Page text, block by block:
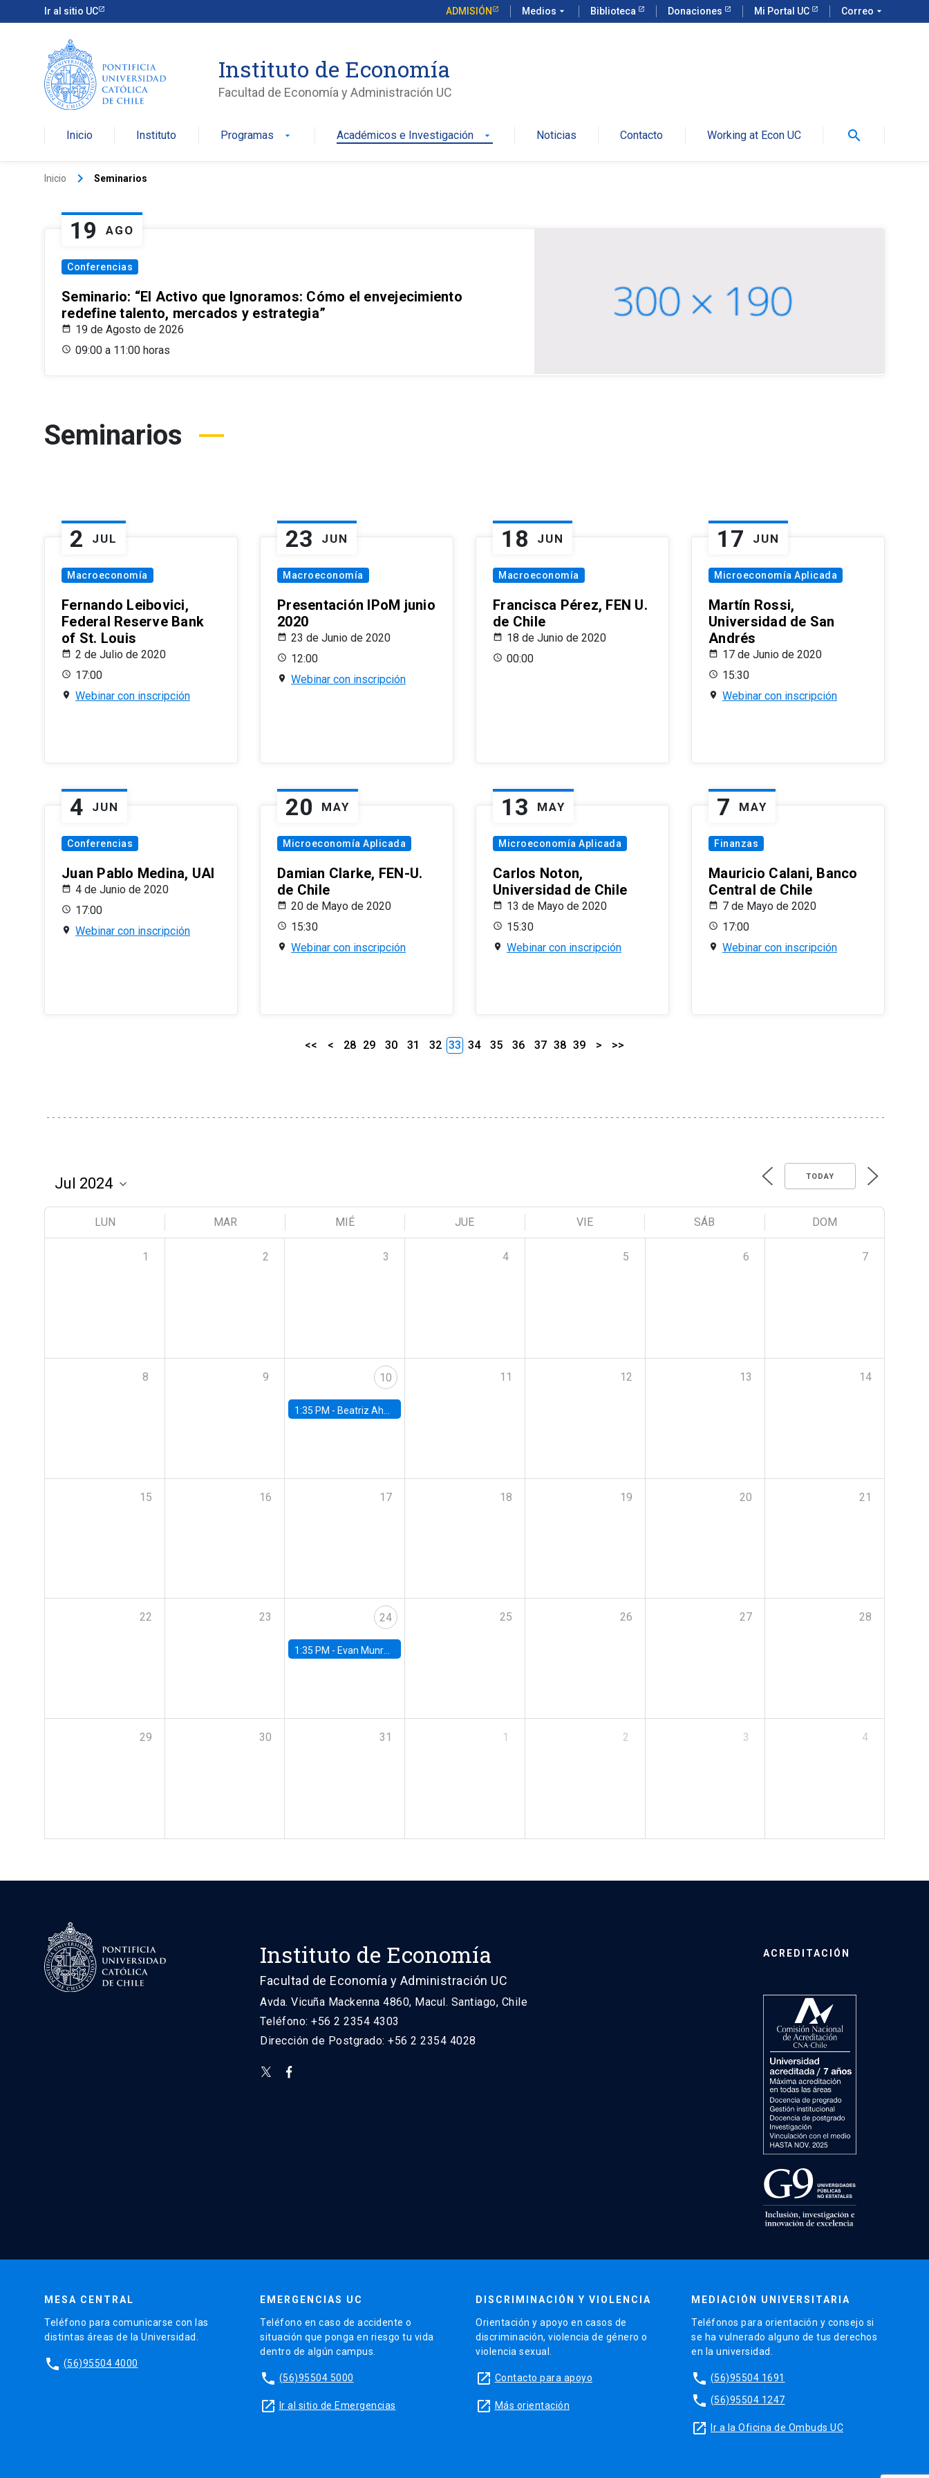
Ir al sitio UC ADMISIÓN Medios arrow_drop_down Biblioteca Donaciones Mi Portal UC Correo arrow_drop_down
Instituto de Economía
Facultad de Economía y Administración UC
Inicio Instituto Programas arrow_drop_down Académicos e Investigación arrow_drop_down Noticias Contacto Working at Econ UC search
Inicio keyboard_arrow_right Seminarios
19 AGO
Conferencias
Seminario: “El Activo que Ignoramos: Cómo el envejecimiento
redefine talento, mercados y estrategia”
19 de Agosto de 2026
09:00 a 11:00 horas
Seminarios
2 JUL
Macroeconomía
Fernando Leibovici,
Federal Reserve Bank
of St. Louis
2 de Julio de 2020
17:00
Webinar con inscripción
23 JUN
Macroeconomía
Presentación IPoM junio
2020
23 de Junio de 2020
12:00
Webinar con inscripción
18 JUN
Macroeconomía
Francisca Pérez, FEN U.
de Chile
18 de Junio de 2020
00:00
17 JUN
Microeconomía Aplicada
Martín Rossi,
Universidad de San
Andrés
17 de Junio de 2020
15:30
Webinar con inscripción
4 JUN
Conferencias
Juan Pablo Medina, UAI
4 de Junio de 2020
17:00
Webinar con inscripción
20 MAY
Microeconomía Aplicada
Damian Clarke, FEN-U.
de Chile
20 de Mayo de 2020
15:30
Webinar con inscripción
13 MAY
Microeconomía Aplicada
Carlos Noton,
Universidad de Chile
13 de Mayo de 2020
15:30
Webinar con inscripción
7 MAY
Finanzas
Mauricio Calani, Banco
Central de Chile
7 de Mayo de 2020
17:00
Webinar con inscripción
<< < 28 29 30 31 32 33 34 35 36 37 38 39 > >>
TODAY
LUN MAR MIÉ JUE VIE SÁB DOM
1 2 3 4 5 6 7
8 9 10
1:35 PM - Beatriz Ahumada, PhD candidate, Universidad de Pittsburgh
11 12 13 14
15 16 17 18 19 20 21
22 23 24
1:35 PM - Evan Munro, Neyman Visiting Assistant Professor in the Department of Statistics at UC Berkeley
25 26 27 28
29 30 31 1 2 3 4
Instituto de Economía
Facultad de Economía y Administración UC
Avda. Vicuña Mackenna 4860, Macul. Santiago, Chile
Teléfono: +56 2 2354 4303
Dirección de Postgrado: +56 2 2354 4028
ACREDITACIÓN
MESA CENTRAL
Teléfono para comunicarse con las
distintas áreas de la Universidad.
phone (56)95504 4000
EMERGENCIAS UC
Teléfono en caso de accidente o
situación que ponga en riesgo tu vida
dentro de algún campus.
phone (56)95504 5000
launch Ir al sitio de Emergencias
DISCRIMINACIÓN Y VIOLENCIA
Orientación y apoyo en casos de
discriminación, violencia de género o
violencia sexual.
launch Contacto para apoyo
launch Más orientación
MEDIACIÓN UNIVERSITARIA
Teléfonos para orientación y consejo si
se ha vulnerado alguno de tus derechos
en la universidad.
phone (56)95504 1691
phone (56)95504 1247
launch Ir a la Oficina de Ombuds UC